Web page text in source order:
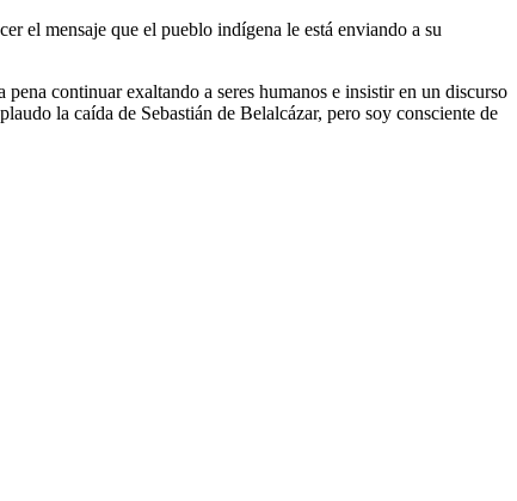
el mensaje que el pueblo indígena le está enviando a su
continuar exaltando a seres humanos e insistir en un discurso
la caída de Sebastián de Belalcázar, pero soy consciente de